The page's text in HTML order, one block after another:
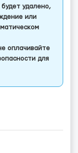
удалено,
или
оплачивайте
для